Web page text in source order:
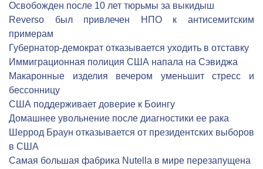
Освобожден после 10 лет тюрьмы за выкидыш
Reverso был привлечен НПО к антисемитским
примерам
Губернатор-демократ отказывается уходить в отставку
Иммиграционная полиция США напала на Сэвиджа
Макаронные изделия вечером уменьшит стресс и
бессонницу
США поддерживает доверие к Боингу
Домашнее увольнение после диагностики ее рака
Шеррод Браун отказывается от президентских выборов
в США
Самая большая фабрика Nutella в мире перезапущена